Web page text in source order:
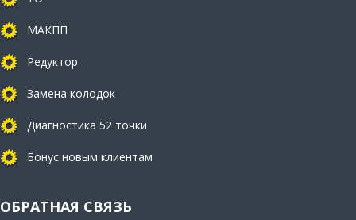
МАКПП
Редуктор
Замена колодок
Диагностика 52 точки
Бонус новым клиентам
ОБРАТНАЯ СВЯЗЬ